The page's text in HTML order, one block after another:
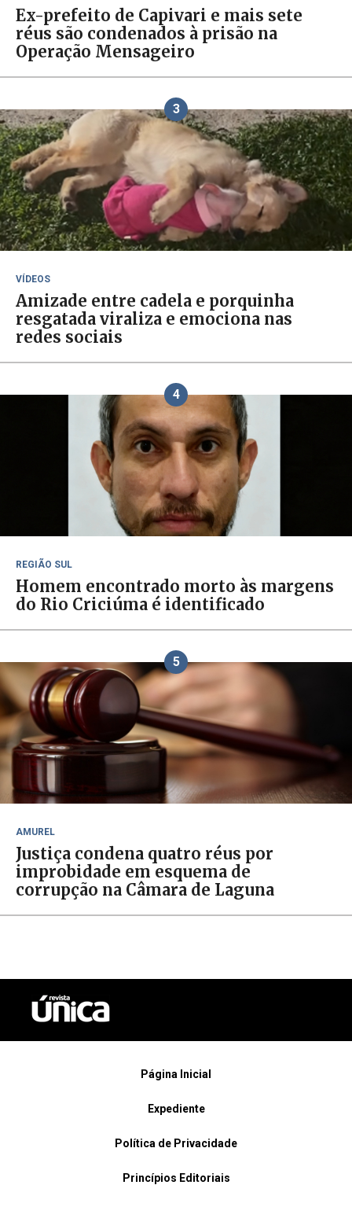
Ex-prefeito de Capivari e mais sete
réus são condenados à prisão na
Operação Mensageiro
3
VÍDEOS
Amizade entre cadela e porquinha
resgatada viraliza e emociona nas
redes sociais
4
REGIÃO SUL
Homem encontrado morto às margens
do Rio Criciúma é identificado
5
AMUREL
Justiça condena quatro réus por
improbidade em esquema de
corrupção na Câmara de Laguna
Página Inicial
Expediente
Política de Privacidade
Princípios Editoriais